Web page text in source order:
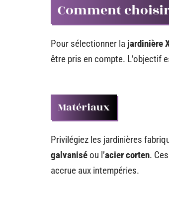
Comment
Pour sélectionner la jardinière
être pris en compte. L’objectif
Matériaux
Privilégiez les jardinières
galvanisé ou l’acier corten.
accrue aux intempéries.